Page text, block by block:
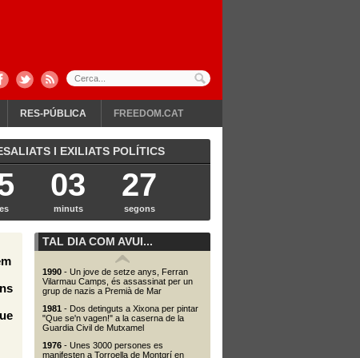
RES-PÚBLICA FREEDOM.CAT
I EXILIATS POLÍTICS
03
minuts
28
segons
TAL DIA COM AVUI...
1990- Un jove de setze anys, Ferran
Vilarmau Camps, és assassinat per un
grup de nazis a Premià de Mar
1981 - Dos detinguts a Xixona per pintar
"Que se'n vagen!" a la caserna de la
Guardia Civil de Mutxamel
1976- Unes 3000 persones es
manifesten a Torroella de Montgrí en